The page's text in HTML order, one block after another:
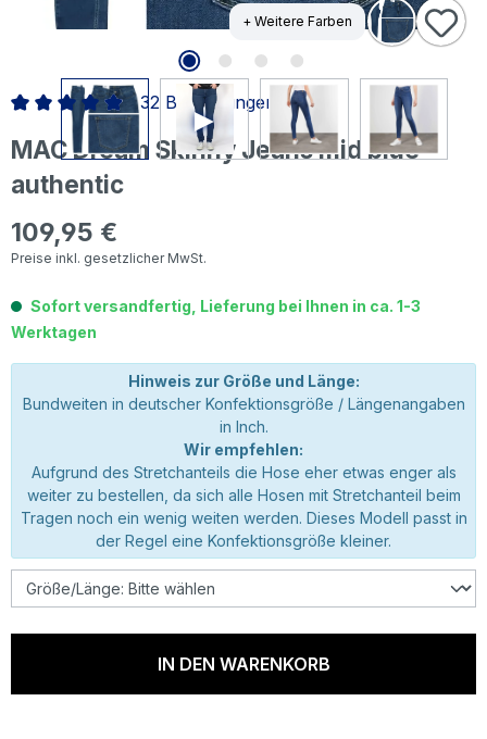
+ Weitere Farben
MAC Dream Skinny Jeans mid blue
authentic
Regulärer Preis:
109,95 €
Preise inkl. gesetzlicher MwSt.
Durchschnittliche Bewertung von 4.95 von 5 Sternen
32 Bewertungen
Sofort versandfertig, Lieferung bei Ihnen in ca. 1-3
Werktagen
Hinweis zur Größe und Länge:
Bundweiten in deutscher Konfektionsgröße / Längenangaben
in Inch.
Wir empfehlen:
Aufgrund des Stretchanteils die Hose eher etwas enger als
weiter zu bestellen, da sich alle Hosen mit Stretchanteil beim
Tragen noch ein wenig weiten werden. Dieses Modell passt in
der Regel eine Konfektionsgröße kleiner.
IN DEN WARENKORB